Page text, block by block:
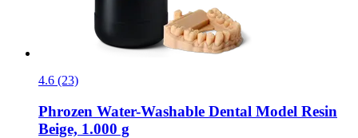
4.6 (23)
Phrozen Water-​Washable Dental Model Resin
Beige, 1.000 g